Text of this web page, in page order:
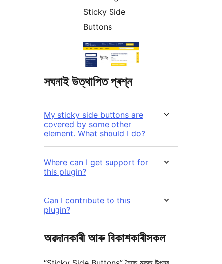
Sticky Side
Buttons
সঘনাই উত্থাপিত প্ৰশ্ন
My sticky side buttons are
covered by some other
element. What should I do?
Where can I get support for
this plugin?
Can I contribute to this
plugin?
অৱদানকাৰী আৰু বিকাশকাৰীসকল